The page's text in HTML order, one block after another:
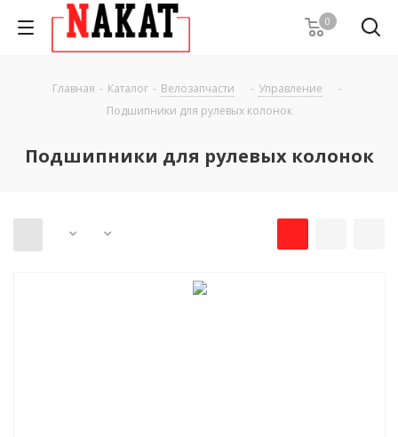
0
Главная - Каталог - Велозапчасти - Управление
-
Подшипники для рулевых колонок
Подшипники для рулевых колонок